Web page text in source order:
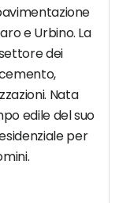
e Urbino. La
dei
Nata
edile del suo
per